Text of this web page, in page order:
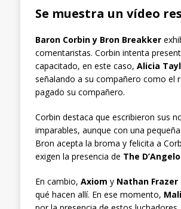
Se muestra un vídeo
Baron Corbin y Bron Breakker
comentaristas. Corbin intenta
capacitado, en este caso, Alicia
señalando a su compañero como el
pagado su compañero.
Corbin destaca que escribieron sus
imparables, aunque con una
Bron acepta la broma y felicita a
exigen la presencia de The
En cambio, Axiom y Nathan Frazer
qué hacen allí. En ese momento,